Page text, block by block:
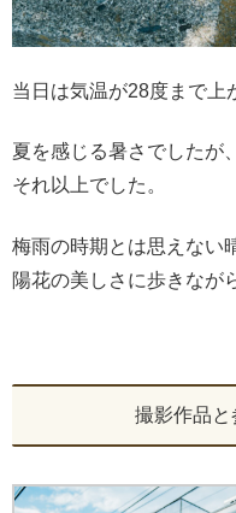
当日は気温が28度まで上
夏を感じる暑さでしたが
それ以上でした。
梅雨の時期とは思えない
陽花の美しさに歩きなが
撮影作品